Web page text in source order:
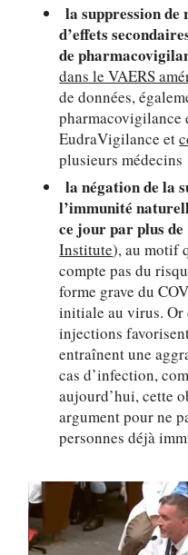
la suppression de
d’effets
de
dans le VAERS
de données,
pharmacovigilance
EudraVigilance et
plusieurs médecins
la négation de la
l’immunité
ce jour par plus de
Institute), au motif
compte pas du
forme grave du
initiale au virus. Or
injections
entraînent une
cas d’infection,
aujourd’hui, cette
argument pour ne
personnes déjà